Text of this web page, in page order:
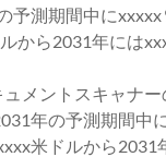
予測期間中にxxxxx
から2031年には
メントスキャナ
年の予測期間中
米ドルから2031